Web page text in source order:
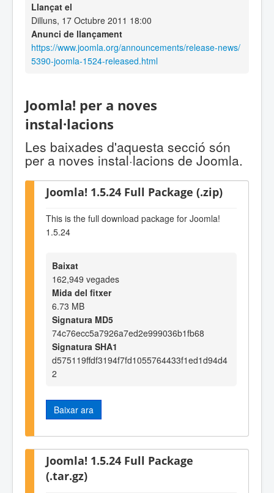
Llançat el
Dilluns, 17 Octubre 2011 18:00
Anunci de llançament
https://www.joomla.org/announcements/release-news/
5390-joomla-1524-released.html
Joomla! per a noves
instal·lacions
Les baixades d'aquesta secció són
per a noves instal·lacions de Joomla.
Joomla! 1.5.24 Full Package (.zip)
This is the full download package for Joomla!
1.5.24
Baixat
162,949 vegades
Mida del fitxer
6.73 MB
Signatura MD5
74c76ecc5a7926a7ed2e999036b1fb68
Signatura SHA1
d575119ffdf3194f7fd1055764433f1ed1d94d4
2
Baixar ara
Joomla! 1.5.24 Full Package
(.tar.gz)